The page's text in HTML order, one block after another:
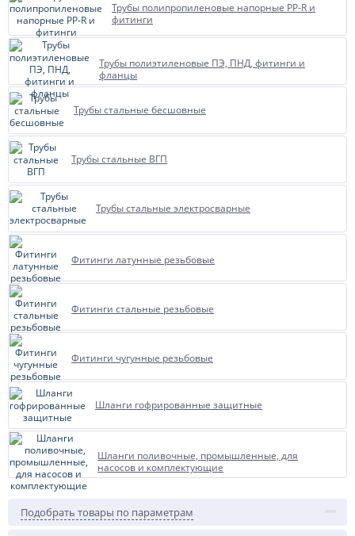
Трубы полипропиленовые напорные PP-R и
фитинги
Трубы полиэтиленовые ПЭ, ПНД, фитинги и
фланцы
Трубы стальные бесшовные
Трубы стальные ВГП
Трубы стальные электросварные
Фитинги латунные резьбовые
Фитинги стальные резьбовые
Фитинги чугунные резьбовые
Шланги гофрированные защитные
Шланги поливочные, промышленные, для
насосов и комплектующие
Подобрать товары по параметрам